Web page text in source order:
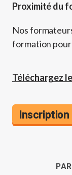
Proximité du
Nos
formation
Téléchargez
Inscription